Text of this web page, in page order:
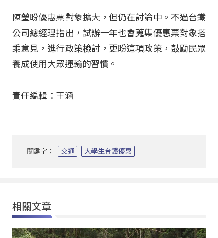
陳瑩盼優惠票對象擴大，但仍在討論中。不過台鐵
公司總經理指出，試辦一年也會蒐集優惠票對象搭
乘意見，進行政策檢討，更盼這項政策，鼓勵民眾
養成使用大眾運輸的習慣。
責任編輯：王涵
關鍵字： 交通 大學生台鐵優惠
相關文章